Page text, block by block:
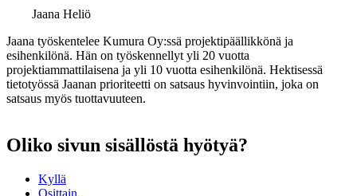
Jaana Heliö
Jaana työskentelee Kumura Oy:ssä projektipäällikkönä ja
esihenkilönä. Hän on työskennellyt yli 20 vuotta
projektiammattilaisena ja yli 10 vuotta esihenkilönä. Hektisessä
tietotyössä Jaanan prioriteetti on satsaus hyvinvointiin, joka on
satsaus myös tuottavuuteen.
Oliko sivun sisällöstä hyötyä?
Kyllä